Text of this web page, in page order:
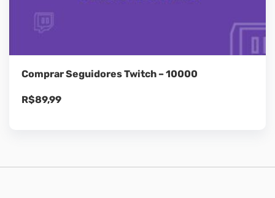
Comprar Seguidores Twitch – 10000
R$89,99